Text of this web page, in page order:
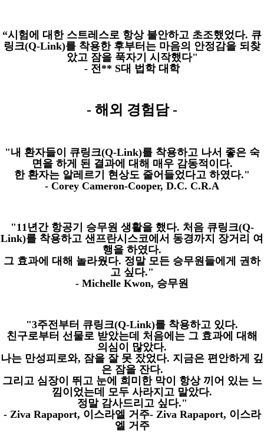
“시험에 대한 스트레스로 항상 불안하고 초조했었다. 큐
링크(Q-Link)를 착용한 후부터는 마음의 안정감을 되찾
았고 잠을 푹자기 시작했다"
- 전** S대 법학 대학
- 해외 경험담-
"내 환자들이 큐링크(Q-Link)를 착용하고 나서 좋은 숙
면을 하게 된 결과에 대해 매우 감동적이다.
한 환자는 알레르기 현상도 줄어들었다고 하였다."
- Corey Cameron-Cooper, D.C. C.R.A
"11년간 항공기 승무원 생활을 했다. 처음 큐링크(Q-
Link)를 착용하고 샌프란시스코에서 동경까지 장거리 여
행을 하였다.
그 효과에 대해 놀라웠다. 정말 모든 승무원들에게 권하
고 싶다."
- Michelle Kwon, 승무원
"3주전부터 큐링크(Q-Link)를 착용하고 있다.
친구로부터 선물로 받았는데 처음에는 그 효과에 대해
의심이 많았다.
나는 만성피로와, 잠을 잘 못 잤었다. 지금은 편안하게 깊
은 잠을 잔다.
그리고 심장이 뛰고 눈에 희미한 막이 항상 끼어 있는 느
낌이었는데 모두 사라지고 말았다.
정말 감사드리고 싶다."
- Ziva Rapaport, 이스라엘 거주- Ziva Rapaport, 이스라
엘 거주